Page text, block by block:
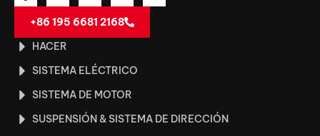
+86 195 6681 2168
HACER
SISTEMA ELÉCTRICO
SISTEMA DE MOTOR
SUSPENSIÓN & SISTEMA DE DIRECCIÓN